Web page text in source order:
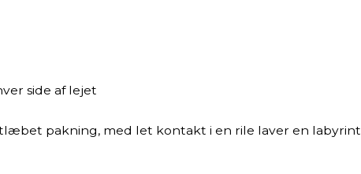
side af lejet
pakning, med let kontakt i en rile laver en labyrint